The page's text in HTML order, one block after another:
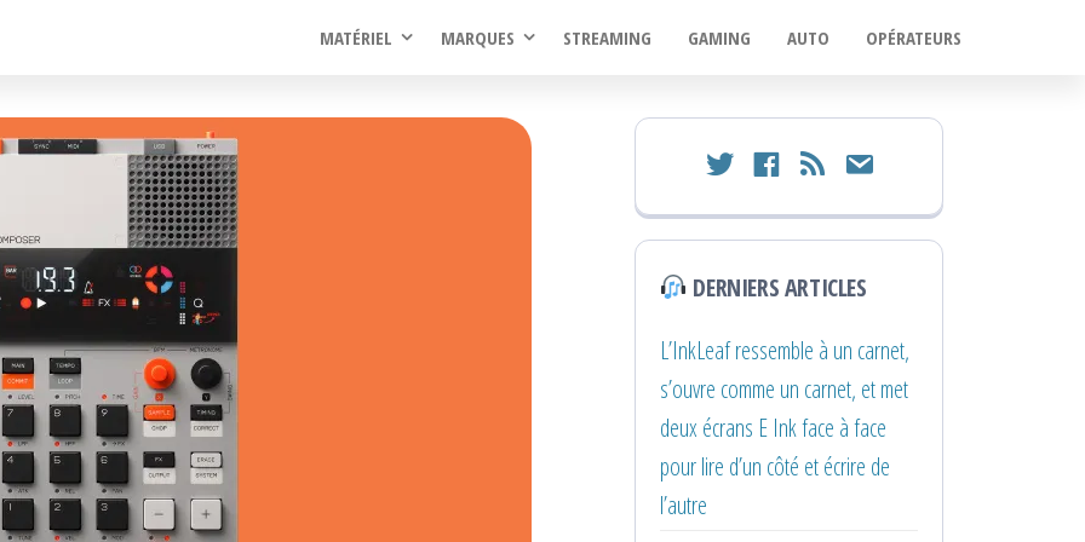
MATÉRIEL MARQUES STREAMING GAMING AUTO OPÉRATEURS
twitter facebook
rss email
DERNIERS ARTICLES
L’InkLeaf ressemble à un carnet,
s’ouvre comme un carnet, et met
deux écrans E Ink face à face
pour lire d’un côté et écrire de
l’autre